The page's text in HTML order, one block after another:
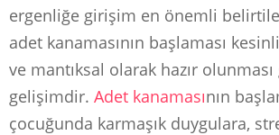
ergenliğe girişim en önemli
adet kanamasının başlaması
ve mantıksal olarak hazır
gelişimdir. Adet kanamasının
çocuğunda karmaşık duygulara,